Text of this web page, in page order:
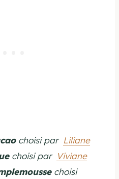
choisi par Liliane
choisi par Viviane
choisi